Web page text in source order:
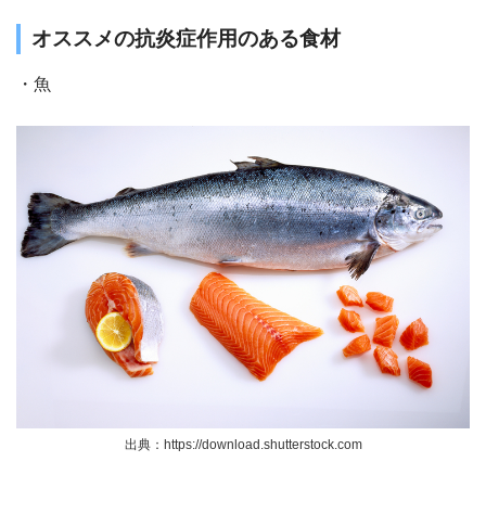
オススメの抗炎症作用のある食材
・魚
出典：https://download.shutterstock.com